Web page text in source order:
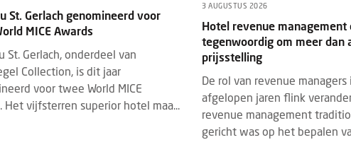
St. Gerlach genomineerd voor
MICE Awards
St. Gerlach, onderdeel van
Collection, is dit jaar
voor twee World MICE
Het vijfsterren superior hotel maa...
3 AUGUSTUS 2026
Hotel revenue management
tegenwoordig om meer dan
prijsstelling
De rol van revenue managers
afgelopen jaren flink
revenue management
gericht was op het bepalen